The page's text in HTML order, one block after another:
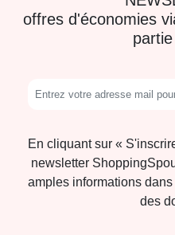
offres d'économies
En cliquant sur «
newsletter
amples informations
des